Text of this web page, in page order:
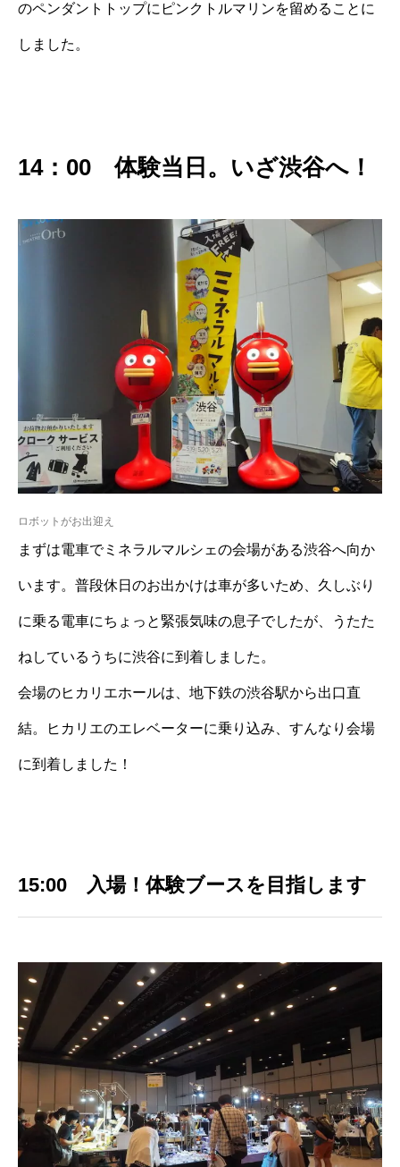
のペンダントトップにピンクトルマリンを留めることに
しました。
14：00 体験当日。いざ渋谷へ！
ロボットがお出迎え
まずは電車でミネラルマルシェの会場がある渋谷へ向か
います。普段休日のお出かけは車が多いため、久しぶり
に乗る電車にちょっと緊張気味の息子でしたが、うたた
ねしているうちに渋谷に到着しました。
会場のヒカリエホールは、地下鉄の渋谷駅から出口直
結。ヒカリエのエレベーターに乗り込み、すんなり会場
に到着しました！
15:00 入場！体験ブースを目指します